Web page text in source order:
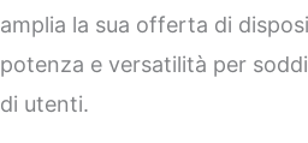
amplia la sua offerta di
potenza e versatilità per
di utenti.